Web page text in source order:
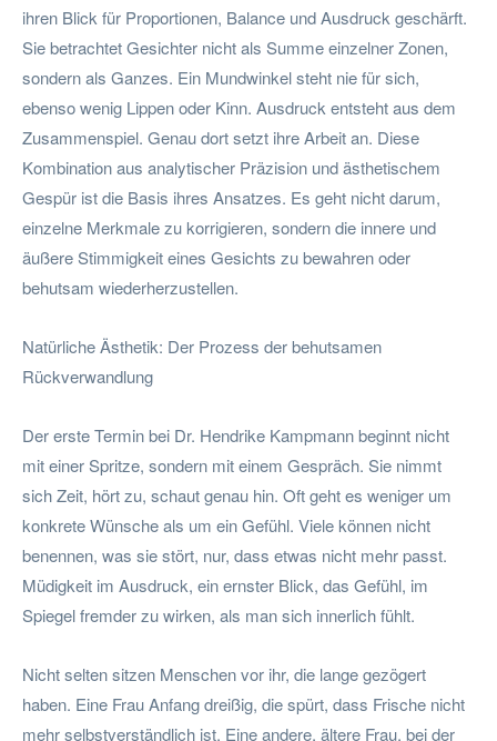
ihren Blick für Proportionen, Balance und Ausdruck geschärft.
Sie betrachtet Gesichter nicht als Summe einzelner Zonen,
sondern als Ganzes. Ein Mundwinkel steht nie für sich,
ebenso wenig Lippen oder Kinn. Ausdruck entsteht aus dem
Zusammenspiel. Genau dort setzt ihre Arbeit an. Diese
Kombination aus analytischer Präzision und ästhetischem
Gespür ist die Basis ihres Ansatzes. Es geht nicht darum,
einzelne Merkmale zu korrigieren, sondern die innere und
äußere Stimmigkeit eines Gesichts zu bewahren oder
behutsam wiederherzustellen.
Natürliche Ästhetik: Der Prozess der behutsamen
Rückverwandlung
Der erste Termin bei Dr. Hendrike Kampmann beginnt nicht
mit einer Spritze, sondern mit einem Gespräch. Sie nimmt
sich Zeit, hört zu, schaut genau hin. Oft geht es weniger um
konkrete Wünsche als um ein Gefühl. Viele können nicht
benennen, was sie stört, nur, dass etwas nicht mehr passt.
Müdigkeit im Ausdruck, ein ernster Blick, das Gefühl, im
Spiegel fremder zu wirken, als man sich innerlich fühlt.
Nicht selten sitzen Menschen vor ihr, die lange gezögert
haben. Eine Frau Anfang dreißig, die spürt, dass Frische nicht
mehr selbstverständlich ist. Eine andere, ältere Frau, bei der